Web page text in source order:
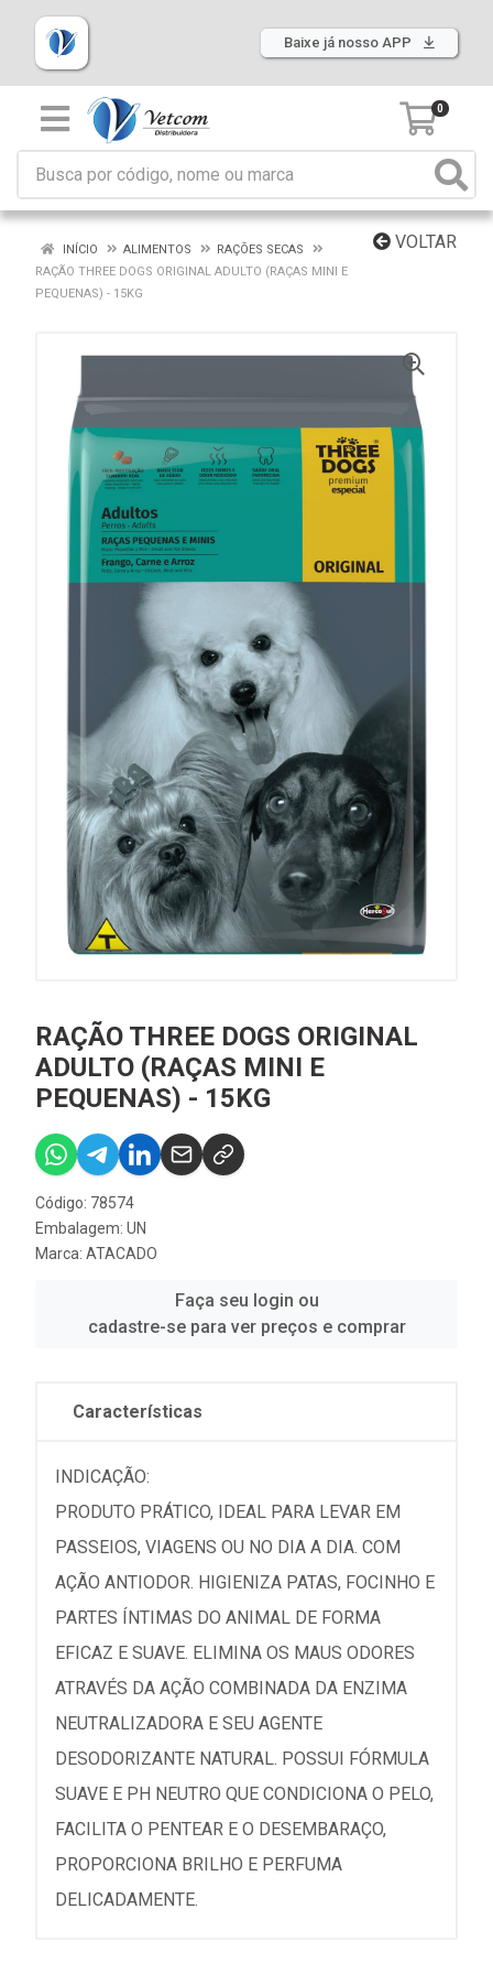
Baixe já nosso APP
0
VOLTAR
INÍCIO ALIMENTOS
RAÇÕES SECAS
RAÇÃO THREE DOGS ORIGINAL ADULTO (RAÇAS MINI E
PEQUENAS) - 15KG
RAÇÃO THREE DOGS ORIGINAL
ADULTO (RAÇAS MINI E
PEQUENAS) - 15KG
Código: 78574
Embalagem: UN
Marca: ATACADO
Faça seu login ou
cadastre-se para ver preços e comprar
Características
INDICAÇÃO:
PRODUTO PRÁTICO, IDEAL PARA LEVAR EM
PASSEIOS, VIAGENS OU NO DIA A DIA. COM
AÇÃO ANTIODOR. HIGIENIZA PATAS, FOCINHO E
PARTES ÍNTIMAS DO ANIMAL DE FORMA
EFICAZ E SUAVE. ELIMINA OS MAUS ODORES
ATRAVÉS DA AÇÃO COMBINADA DA ENZIMA
NEUTRALIZADORA E SEU AGENTE
DESODORIZANTE NATURAL. POSSUI FÓRMULA
SUAVE E PH NEUTRO QUE CONDICIONA O PELO,
FACILITA O PENTEAR E O DESEMBARAÇO,
PROPORCIONA BRILHO E PERFUMA
DELICADAMENTE.